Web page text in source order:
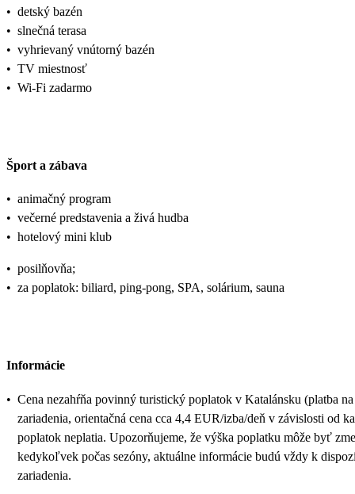
• detský bazén
• slnečná terasa
• vyhrievaný vnútorný bazén
• TV miestnosť
• Wi-Fi zadarmo
Šport a zábava
• animačný program
• večerné predstavenia a živá hudba
• hotelový mini klub
• posilňovňa;
• za poplatok: biliard, ping-pong, SPA, solárium, sauna
Informácie
• Cena nezahŕňa povinný turistický poplatok v Katalánsku (platba
zariadenia, orientačná cena cca 4,4 EUR/izba/deň v závislosti od
poplatok neplatia. Upozorňujeme, že výška poplatku môže byť
kedykoľvek počas sezóny, aktuálne informácie budú vždy k
zariadenia.